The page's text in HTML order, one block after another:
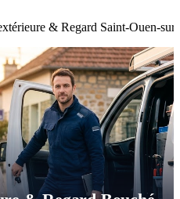
& Regard Saint-Ouen-